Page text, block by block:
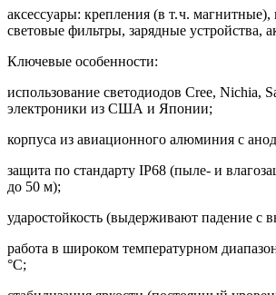
аксессуары: крепления (в т. ч.
световые фильтры, зарядные устройства,
Ключевые особенности:
использование светодиодов Cree, Nichia,
электроники из США и Японии;
корпуса из авиационного алюминия с
защита по стандарту IP68 (пыле‑ и
до 50 м);
ударостойкость (выдерживают падение с
работа в широком температурном
°C;